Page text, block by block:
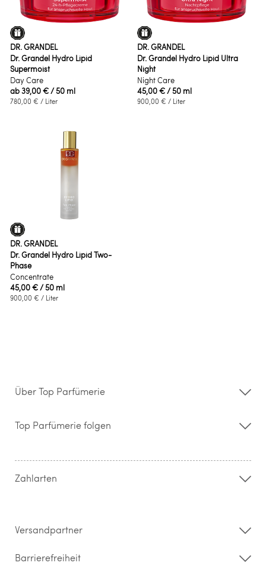
DR. GRANDEL
Dr. Grandel Hydro Lipid
Supermoist
Day Care
ab39,00 €/ 50 ml
780,00 € / Liter
DR. GRANDEL
Dr. Grandel Hydro Lipid Ultra
Night
Night Care
45,00 €/ 50 ml
900,00 € / Liter
DR. GRANDEL
Dr. Grandel Hydro Lipid Two-
Phase
Concentrate
45,00 €/ 50 ml
900,00 € / Liter
Über Top Parfümerie
Storefinder
Kontakt
Widerrufsrecht & Rückgabebedingungen
Top Parfümerie folgen
Zahlarten
Versandpartner
Barrierefreiheit